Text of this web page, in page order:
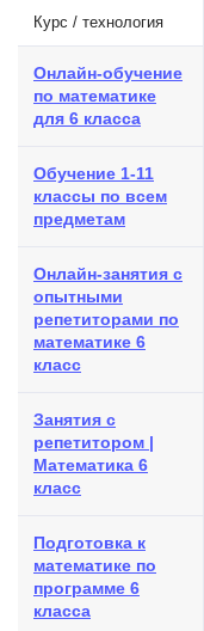
Курс / технология
Онлайн-обучение
по математике
для 6 класса
Обучение 1-11
классы по всем
предметам
Онлайн-занятия с
опытными
репетиторами по
математике 6
класс
Занятия с
репетитором |
Математика 6
класс
Подготовка к
математике по
программе 6
класса